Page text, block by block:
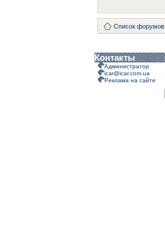
Список форумов
Контакты
Администратор
icar@icar.com.ua
Реклама на сайте